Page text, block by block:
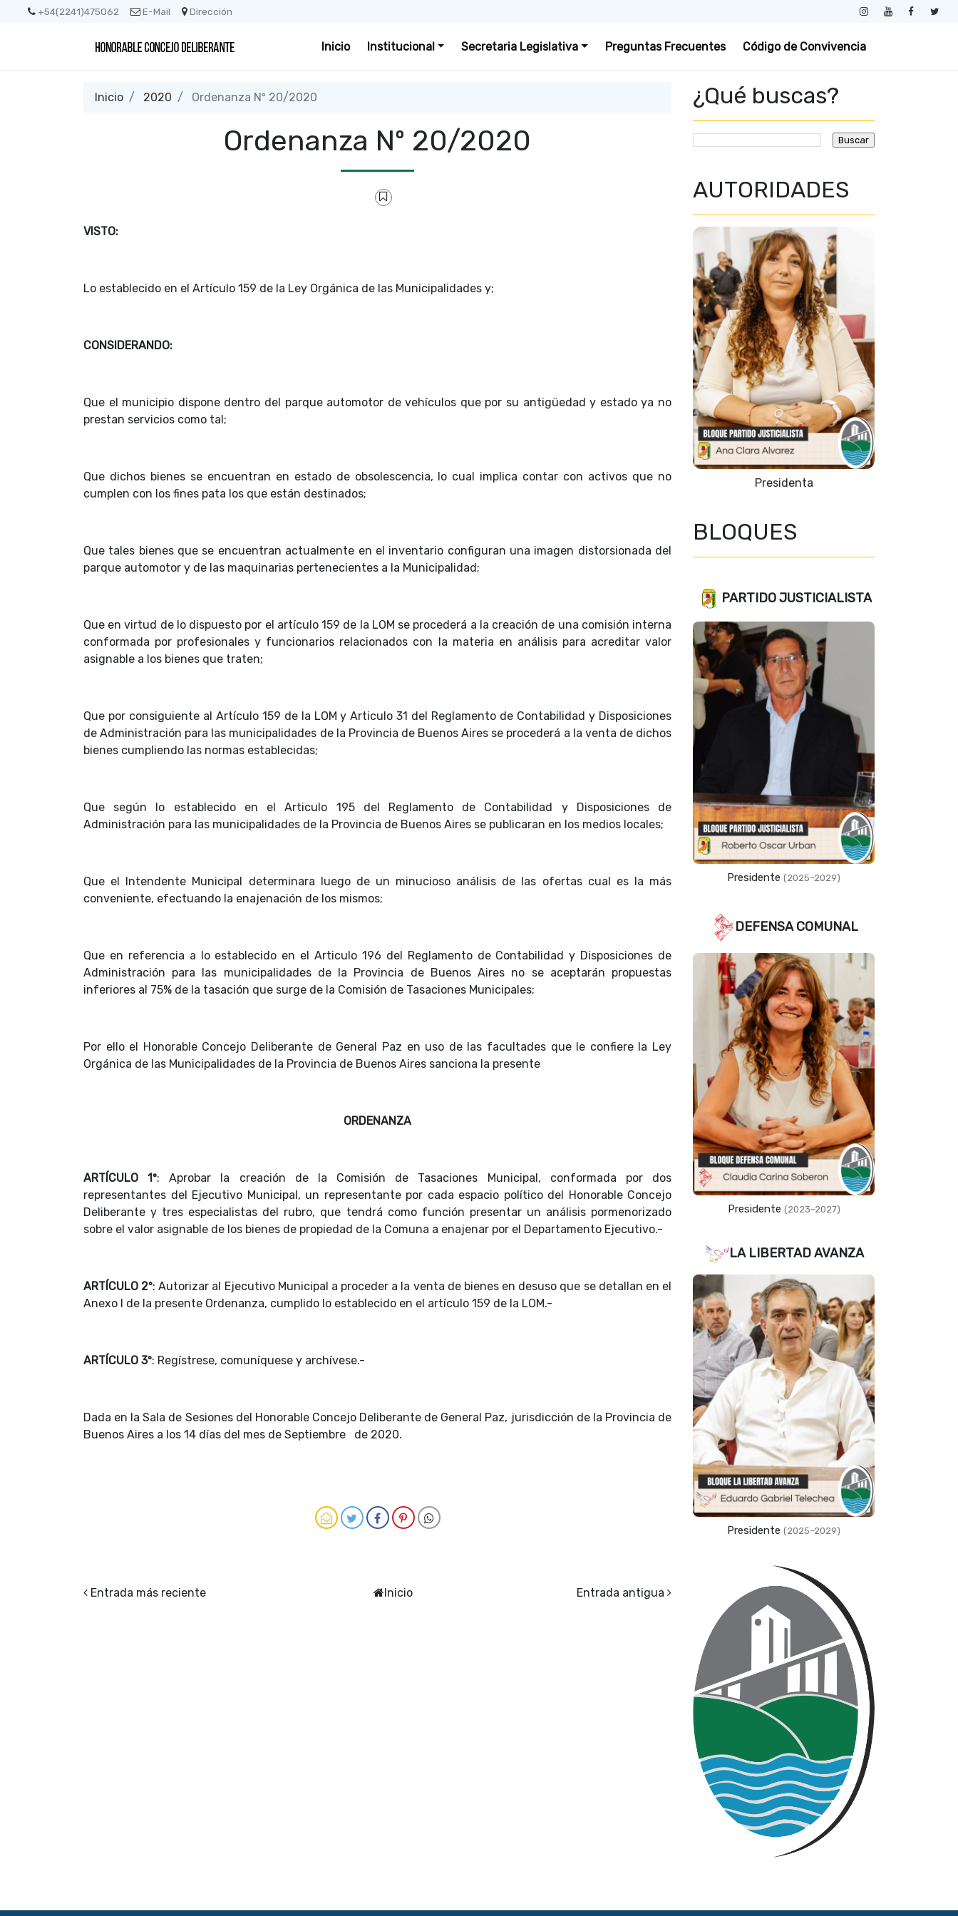
+54(2241)475062 E-Mail Dirección
Inicio Institucional Secretaria Legislativa Preguntas Frecuentes Código de Convivencia
Inicio 2020 Ordenanza Nº 20/2020
Ordenanza Nº 20/2020
VISTO:
Lo establecido en el Artículo 159 de la Ley Orgánica de las Municipalidades y;
CONSIDERANDO:
Que el municipio dispone dentro del parque automotor de vehículos que por su antigüedad y estado ya no
prestan servicios como tal;
Que dichos bienes se encuentran en estado de obsolescencia, lo cual implica contar con activos que no
cumplen con los fines pata los que están destinados;
Que tales bienes que se encuentran actualmente en el inventario configuran una imagen distorsionada del
parque automotor y de las maquinarias pertenecientes a la Municipalidad;
Que en virtud de lo dispuesto por el artículo 159 de la LOM se procederá a la creación de una comisión interna
conformada por profesionales y funcionarios relacionados con la materia en análisis para acreditar valor
asignable a los bienes que traten;
Que por consiguiente al Artículo 159 de la LOM y Articulo 31 del Reglamento de Contabilidad y Disposiciones
de Administración para las municipalidades de la Provincia de Buenos Aires se procederá a la venta de dichos
bienes cumpliendo las normas establecidas;
Que según lo establecido en el Articulo 195 del Reglamento de Contabilidad y Disposiciones de
Administración para las municipalidades de la Provincia de Buenos Aires se publicaran en los medios locales;
Que el Intendente Municipal determinara luego de un minucioso análisis de las ofertas cual es la más
conveniente, efectuando la enajenación de los mismos;
Que en referencia a lo establecido en el Articulo 196 del Reglamento de Contabilidad y Disposiciones de
Administración para las municipalidades de la Provincia de Buenos Aires no se aceptarán propuestas
inferiores al 75% de la tasación que surge de la Comisión de Tasaciones Municipales;
Por ello el Honorable Concejo Deliberante de General Paz en uso de las facultades que le confiere la Ley
Orgánica de las Municipalidades de la Provincia de Buenos Aires sanciona la presente
ORDENANZA
ARTÍCULO 1º: Aprobar la creación de la Comisión de Tasaciones Municipal, conformada por dos
representantes del Ejecutivo Municipal, un representante por cada espacio político del Honorable Concejo
Deliberante y tres especialistas del rubro, que tendrá como función presentar un análisis pormenorizado
sobre el valor asignable de los bienes de propiedad de la Comuna a enajenar por el Departamento Ejecutivo.-
ARTÍCULO 2º: Autorizar al Ejecutivo Municipal a proceder a la venta de bienes en desuso que se detallan en el
Anexo I de la presente Ordenanza, cumplido lo establecido en el artículo 159 de la LOM.-
ARTÍCULO 3º: Regístrese, comuníquese y archívese.-
Dada en la Sala de Sesiones del Honorable Concejo Deliberante de General Paz, jurisdicción de la Provincia de
Buenos Aires a los 14 días del mes de Septiembre de 2020.
Entrada más reciente Entrada antigua
Inicio
¿Qué buscas?
AUTORIDADES
Presidenta
BLOQUES
PARTIDO JUSTICIALISTA
Presidente (2025–2029)
DEFENSA COMUNAL
Presidente (2023–2027)
LA LIBERTAD AVANZA
Presidente (2025–2029)